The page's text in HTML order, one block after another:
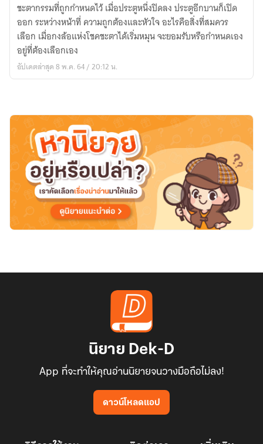
เฟียส
มหานคร
แห่ง
มน
ตรา
Magic
Metropolis
ชะตากรรมที่ถูกกำหนดไว้ เมื่อประตูหนึ่งปิดลง ประตูอีกบานก็เปิด
ออก ระหว่างหน้าที่ ความถูกต้องและหัวใจ อะไรคือสิ่งที่สมควร
เลือก เมื่อกงล้อแห่งโชคชะตาได้เริ่มหมุน จะยอมรับหรือกำหนดเอง
อยู่ที่ต้องเลือกเอง
อัปเดตล่าสุด 8 พ.ค. 64 / 20:12 น.
นิยาย Dek-D
App ที่จะทำให้คุณอ่านนิยายจนวางมือถือไม่ลง!
ดาวน์โหลดแอป